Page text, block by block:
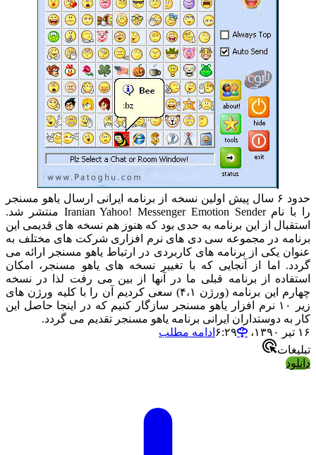
حدود ۶ سال پیش اولین نسخه از برنامه ایرانی ارسال یاهو مسنجر
را با نام Iranian Yahoo! Messenger Emotion Sender منتشر شد.
استقبال از این برنامه به حدی بود که هنوز هم نسخه های قدیمی این
برنامه در مجموعه سی دی های نرم افزاری شرکت های مختلف به
عنوان یکی از برنامه های کاربردی در ارتباط یاهو مسنجر ارائه می
گردد. اما از آنجایی که با تغییر نسخه های یاهو مسنجر، امکان
استفاده از برنامه قبلی ما در آنها از بین می رفت لذا در نسخه
چهارم این برنامه (ورژن ۴،۱) سعی کردیم آن را با کلیه ورژن های
زیر ۱۰ نرم افزار یاهو مسنجر سازگار کنیم که در اینجا حاصل این
کار به دوستداران ایرانی برنامه یاهو مسنجر تقدیم می گردد.
۱۶ تیر ۱۳۹۰،‏ ۶:۲۹
ادامه مطلب
تبلیغات
دانلود